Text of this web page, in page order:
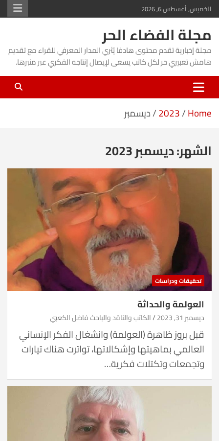
Skip
to
content
الخميس, أغسطس 6, 2026
مجلة الفضاء الحر
مجلة إخبارية تقدم محتوى هادفا يُثري المدار المعرفي للقراء مع تقديم
هامش تعبيري حر لكل كاتب يسعى لإيصال إنتاجه الفكري عبر منبرها.
Home
2023 ديسمبر
الشهر:ديسمبر 2023
تحقيقات ودراسات
العولمة والحداثة
ديسمبر 31, 2023 الكاتب والناقد والباحث فاضل الكعبي
قبل بروز ظاهرة (العولمة) وانشغال الفكر الإنساني
العالمي بماهيتها وإشكالاتها، تواترت هناك تيارات
وتجمعات وتكتلات فكرية…